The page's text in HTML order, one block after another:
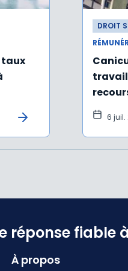
taux
DROIT
travail
6 juil.
fiable
À propos